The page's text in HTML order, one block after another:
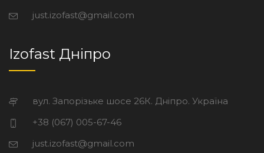
just.izofast@gmail.com
Izofast Дніпро
вул. Запорізьке шосе 26К. Дніпро. Україна
+38 (067) 005-67-46
just.izofast@gmail.com